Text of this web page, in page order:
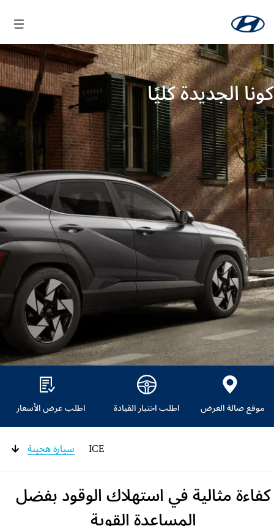
كونا الجديدة كليًا
موقع صالة العرض اطلب اختبار القيادة اطلب عرض الأسعار
ICE سيارة هجينة
كفاءة مثالية في استهلاك الوقود بفضل